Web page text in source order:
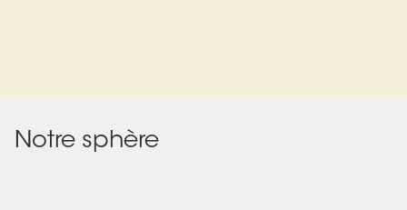
Soin beauté
Notre sphère